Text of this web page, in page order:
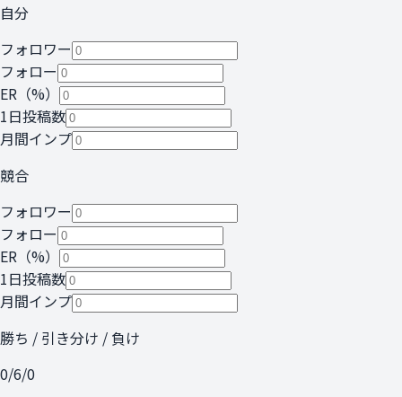
自分
フォロワー
フォロー
ER（%）
1日投稿数
月間インプ
競合
フォロワー
フォロー
ER（%）
1日投稿数
月間インプ
勝ち / 引き分け / 負け
0/6/0